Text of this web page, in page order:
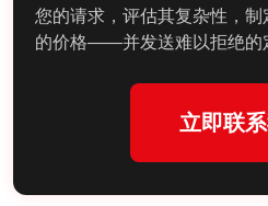
您的请求，评估其复杂性，
的价格——并发送难以拒绝的
立即联